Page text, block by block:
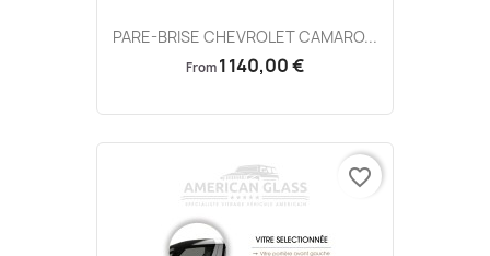
PARE-BRISE CHEVROLET CAMARO...
From 1 140,00 €
favorite_border